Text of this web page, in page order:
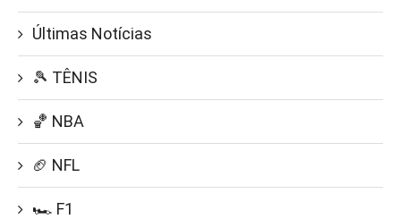
Últimas Notícias
🎾 TÊNIS
🏀 NBA
🏈 NFL
🏎️ F1